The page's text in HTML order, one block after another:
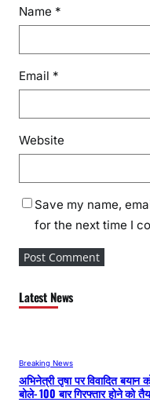
Name *
Email *
Website
Save my name,
for the next time I
Latest News
Breaking News
अभिनेत्री तृषा पर विवादित बयान
बोले- 100 बार गिरफ्तार होने को